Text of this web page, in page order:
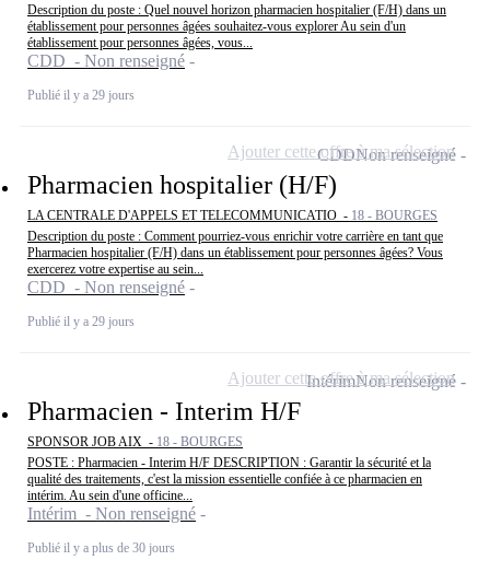
Description du poste : Quel nouvel horizon pharmacien hospitalier (F/H) dans un
établissement pour personnes âgées souhaitez-vous explorer Au sein d'un
établissement pour personnes âgées, vous...
CDD - Non renseigné
Publié il y a 29 jours
Pharmacien hospitalier (H/F)
LA CENTRALE D'APPELS ET TELECOMMUNICATIO - 18 - BOURGES
Description du poste : Comment pourriez-vous enrichir votre carrière en tant que
Pharmacien hospitalier (F/H) dans un établissement pour personnes âgées? Vous
exercerez votre expertise au sein...
CDD - Non renseigné
Publié il y a 29 jours
CDDNon renseigné
Ajouter cette offre à ma sélection
Pharmacien - Interim H/F
SPONSOR JOB AIX - 18 - BOURGES
POSTE : Pharmacien - Interim H/F DESCRIPTION : Garantir la sécurité et la
qualité des traitements, c'est la mission essentielle confiée à ce pharmacien en
intérim. Au sein d'une officine...
Intérim - Non renseigné
Publié il y a plus de 30 jours
IntérimNon renseigné
Ajouter cette offre à ma sélection